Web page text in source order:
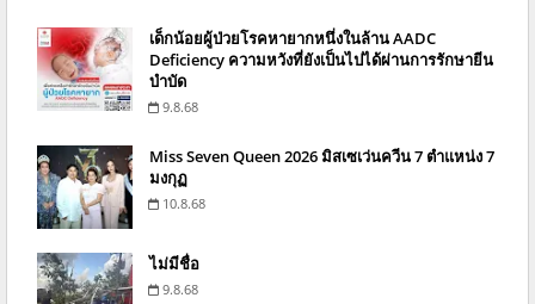
เด็กน้อยผู้ป่วยโรคหายากหนึ่งในล้าน AADC
Deficiency ความหวังที่ยังเป็นไปได้ผ่านการรักษายีน
บำบัด
9.8.68
Miss Seven Queen 2026 มิสเซเว่นควีน 7 ตำแหน่ง 7
มงกุฏ
10.8.68
ไม่มีชื่อ
9.8.68